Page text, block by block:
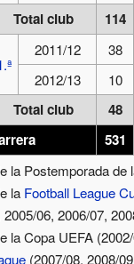
Total club 114
2011/12 38
2012/13
10
Total club 48
531
la Postemporada de
la Football League
06, 2006/07,
la Copa UEFA
(2007/08, 2008/